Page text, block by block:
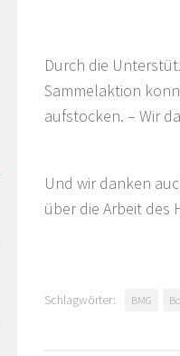
Durch die
Sammelaktion
aufstocken. – Wir
Und wir danken
über die Arbeit des
Schlagwörter: BMG